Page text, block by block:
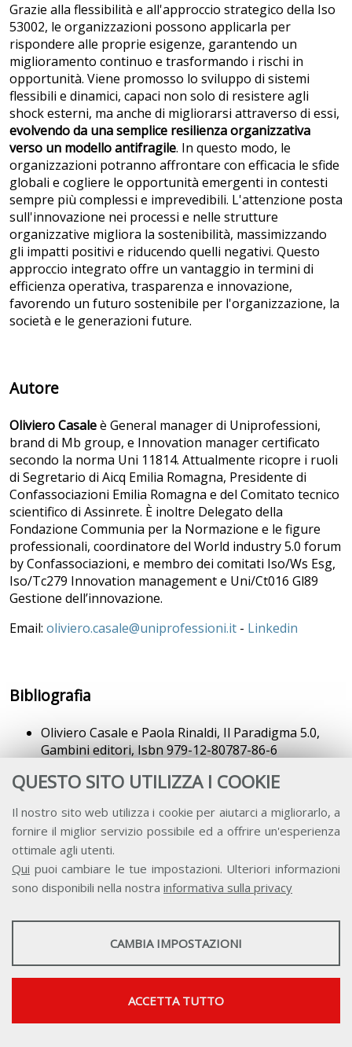
QUESTO SITO UTILIZZA I COOKIE
Il nostro sito web utilizza i cookie per aiutarci a migliorarlo, a
fornire il miglior servizio possibile ed a offrire un'esperienza
ottimale agli utenti.
Qui puoi cambiare le tue impostazioni. Ulteriori informazioni
sono disponibili nella nostra informativa sulla privacy
STATISTICHE
Mostra maggiori informazioni
Google Analytics
CAMBIA IMPOSTAZIONI
ACCETTA TUTTO
Grazie alla flessibilità e all'approccio strategico della Iso
53002, le organizzazioni possono applicarla per
rispondere alle proprie esigenze, garantendo un
miglioramento continuo e trasformando i rischi in
opportunità. Viene promosso lo sviluppo di sistemi
flessibili e dinamici, capaci non solo di resistere agli
shock esterni, ma anche di migliorarsi attraverso di essi,
evolvendo da una semplice resilienza organizzativa
verso un modello antifragile. In questo modo, le
organizzazioni potranno affrontare con efficacia le sfide
globali e cogliere le opportunità emergenti in contesti
sempre più complessi e imprevedibili. L'attenzione posta
sull'innovazione nei processi e nelle strutture
organizzative migliora la sostenibilità, massimizzando
gli impatti positivi e riducendo quelli negativi. Questo
approccio integrato offre un vantaggio in termini di
efficienza operativa, trasparenza e innovazione,
favorendo un futuro sostenibile per l'organizzazione, la
società e le generazioni future.
Autore
Oliviero Casaleè General manager di Uniprofessioni,
brand di Mb group, e Innovation manager certificato
secondo la norma Uni 11814. Attualmente ricopre i ruoli
di Segretario di Aicq Emilia Romagna, Presidente di
Confassociazioni Emilia Romagna e del Comitato tecnico
scientifico di Assinrete. È inoltre Delegato della
Fondazione Communia per la Normazione e le figure
professionali, coordinatore del World industry 5.0 forum
by Confassociazioni, e membro dei comitati Iso/Ws Esg,
Iso/Tc279 Innovation management e Uni/Ct016 Gl89
Gestione dell’innovazione.
Email: oliviero.casale@uniprofessioni.it - Linkedin
Bibliografia
Oliviero Casale e Paola Rinaldi, Il Paradigma 5.0,
Gambini editori, Isbn 979-12-80787-86-6
Piergiuseppe Cassone, Paola Rinaldi, Marco Cibien,
journey from resilience, through transilience
towards antifragility in innovation management;
Ebook formato Kindle, Isbn 979-12-210-6647-0
possibilità delle future generazioni di soddisfare i propri
bisogni.
Cfr. Global reporting initiative: gli standard Gri